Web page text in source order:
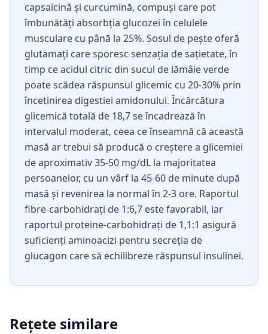
capsaicină și curcumină, compuși care pot
îmbunătăți absorbția glucozei în celulele
musculare cu până la 25%. Sosul de pește oferă
glutamați care sporesc senzația de sațietate, în
timp ce acidul citric din sucul de lămâie verde
poate scădea răspunsul glicemic cu 20-30% prin
încetinirea digestiei amidonului. Încărcătura
glicemică totală de 18,7 se încadrează în
intervalul moderat, ceea ce înseamnă că această
masă ar trebui să producă o creștere a glicemiei
de aproximativ 35-50 mg/dL la majoritatea
persoanelor, cu un vârf la 45-60 de minute după
masă și revenirea la normal în 2-3 ore. Raportul
fibre-carbohidrați de 1:6,7 este favorabil, iar
raportul proteine-carbohidrați de 1,1:1 asigură
suficienți aminoacizi pentru secreția de
glucagon care să echilibreze răspunsul insulinei.
Rețete similare